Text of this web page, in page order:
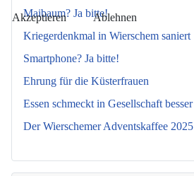
Maibaum? Ja bitte!
Kriegerdenkmal in Wierschem saniert
Smartphone? Ja bitte!
Ehrung für die Küsterfrauen
Essen schmeckt in Gesellschaft besser
Der Wierschemer Adventskaffee 2025
Akzeptieren Ablehnen